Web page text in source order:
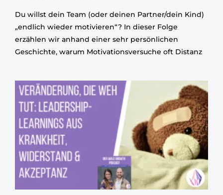
Du willst dein Team (oder deinen Partner/dein Kind)
„endlich wieder motivieren“? In dieser Folge
erzählen wir anhand einer sehr persönlichen
Geschichte, warum Motivationsversuche oft Distanz